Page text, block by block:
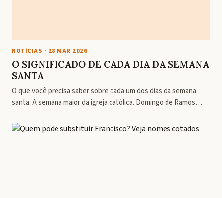
NOTÍCIAS · 28 MAR 2026
O SIGNIFICADO DE CADA DIA DA SEMANA
SANTA
O que você precisa saber sobre cada um dos dias da semana
santa. A semana maior da igreja católica. Domingo de Ramos…